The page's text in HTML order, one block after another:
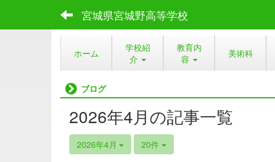
宮城県宮城野高等学校
ホーム
学校紹
介
教育内
容
美術科
ブログ
2026年4月の記事一覧
2026年4月 20件